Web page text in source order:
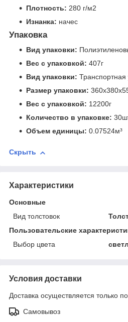
Плотность: 280 г/м2
Изнанка: начес
Упаковка
Вид упаковки:
Вес с упаковкой: 407г
Вид упаковки: Транспортная
Размер упаковки:
Вес с упаковкой: 12200г
Количество в упаковке:
Объем единицы: 0.07524м³
Скрыть
Характеристики
Основные
Вид толстовок
Пользовательские
Выбор цвета
Условия доставки
Доставка осуществляется только
Самовывоз